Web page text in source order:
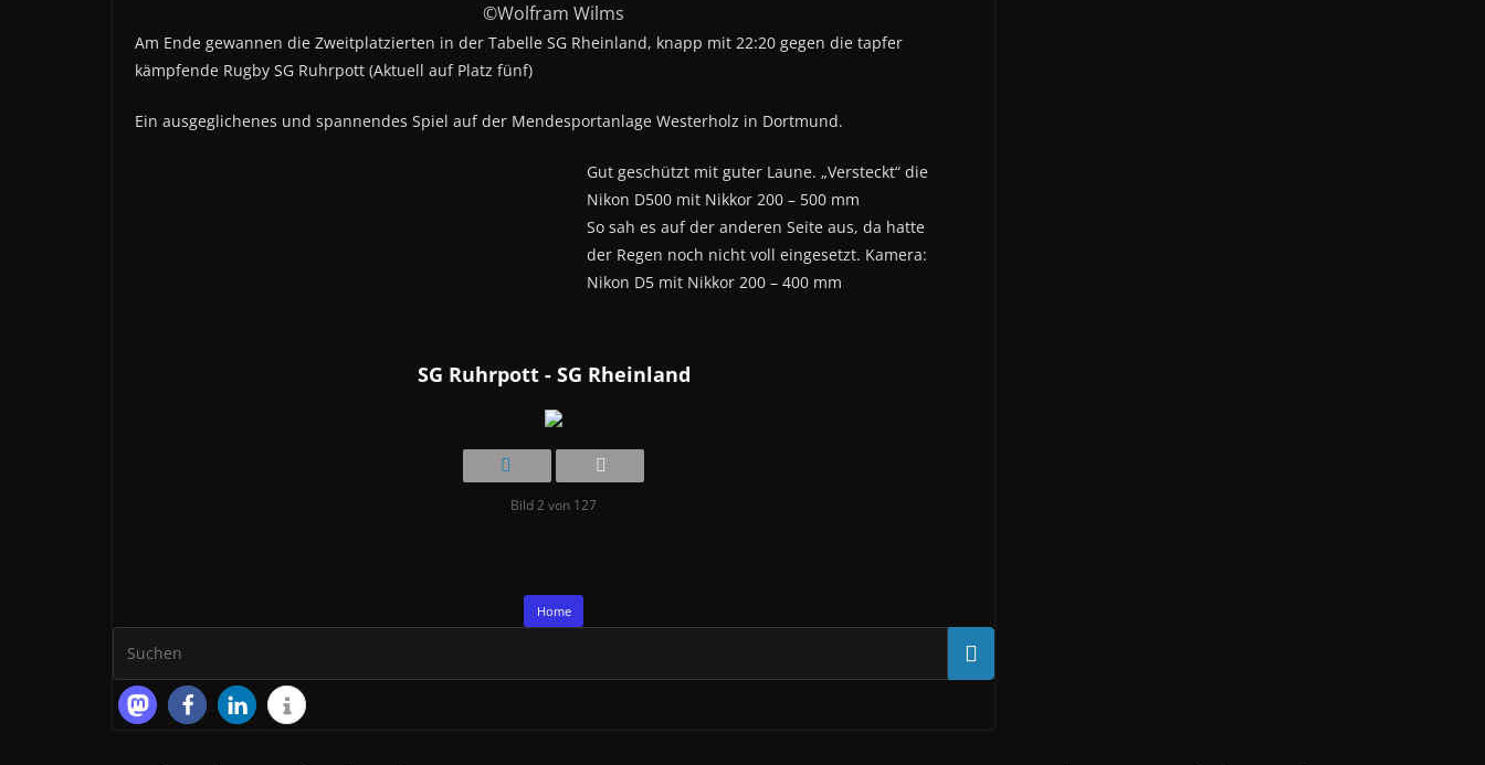
©Wolfram Wilms
Am Ende gewannen die Zweitplatzierten in der Tabelle SG Rheinland, knapp mit 22:20 gegen die tapfer
kämpfende Rugby SG Ruhrpott (Aktuell auf Platz fünf)
Ein ausgeglichenes und spannendes Spiel auf der Mendesportanlage Westerholz in Dortmund.
Gut geschützt mit guter Laune. „Versteckt“ die
Nikon D500 mit Nikkor 200 – 500 mm
So sah es auf der anderen Seite aus, da hatte
der Regen noch nicht voll eingesetzt. Kamera:
Nikon D5 mit Nikkor 200 – 400 mm
SG Ruhrpott - SG Rheinland
Bild 2 von 127
Home